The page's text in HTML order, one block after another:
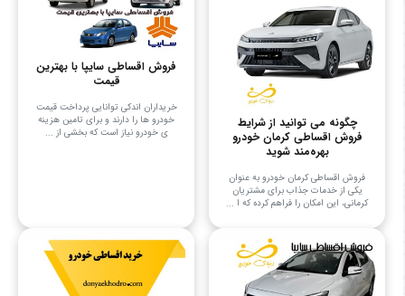
چگونه می توانید از شرایط
فروش اقساطی کرمان خودرو
بهره‌مند شوید
فروش اقساطی کرمان خودرو به عنوان
یکی از خدمات جذاب برای مشتریان
کرمانی، این امکان را فراهم کرده که ا ...
فروش اقساطی سایپا با بهترین
قیمت
خریداران اندکی توانایی پرداخت قیمت
خودرو ها را دارند و برای تامین هزینه
ی خودرو نیاز است که بخشی از ...